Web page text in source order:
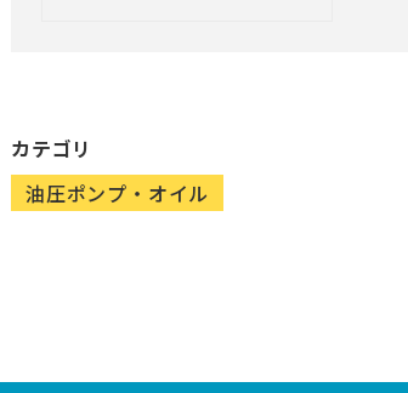
カテゴリ
油圧ポンプ・オイル